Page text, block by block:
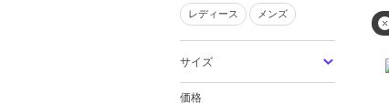
レディース
レディース メンズ
メンズ
サイズ
価格